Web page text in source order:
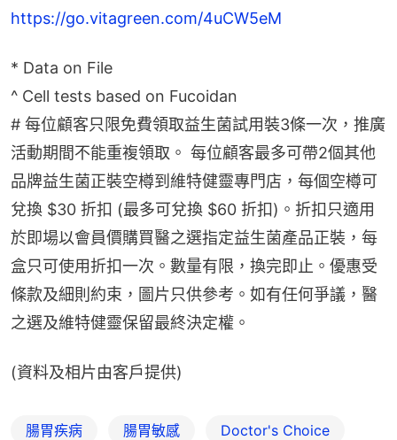
https://go.vitagreen.com/4uCW5eM
* Data on File
^ Cell tests based on Fucoidan
# 每位顧客只限免費領取益生菌試用裝3條一次，推廣
活動期間不能重複領取。 每位顧客最多可帶2個其他
品牌益生菌正裝空樽到維特健靈專門店，每個空樽可
兌換 $30 折扣 (最多可兌換 $60 折扣)。折扣只適用
於即場以會員價購買醫之選指定益生菌產品正裝，每
盒只可使用折扣一次。數量有限，換完即止。優惠受
條款及細則約束，圖片只供參考。如有任何爭議，醫
之選及維特健靈保留最終決定權。
(資料及相片由客戶提供)
腸胃疾病 腸胃敏感 Doctor's Choice